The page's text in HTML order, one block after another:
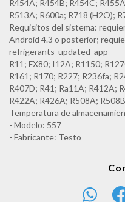
R454A; R454B; R454C;
R513A; R600a; R718 (H2O);
Requisitos del sistema:
Android 4.3 o posterior;
refrigerants_updated_app
R11; FX80; I12A; R1150;
R161; R170; R227; R236fa;
R407D; R41; Ra11A; R412A;
R422A; R426A; R508A;
Temperatura de
- Modelo: 557
- Fabricante: Testo